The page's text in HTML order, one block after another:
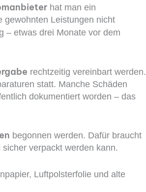
hat man ein
gewohnten Leistungen nicht
– etwas drei Monate vor dem
rechtzeitig vereinbart werden.
statt. Manche Schäden
dokumentiert worden – das
begonnen werden. Dafür braucht
verpackt werden kann.
Luftpolsterfolie und alte